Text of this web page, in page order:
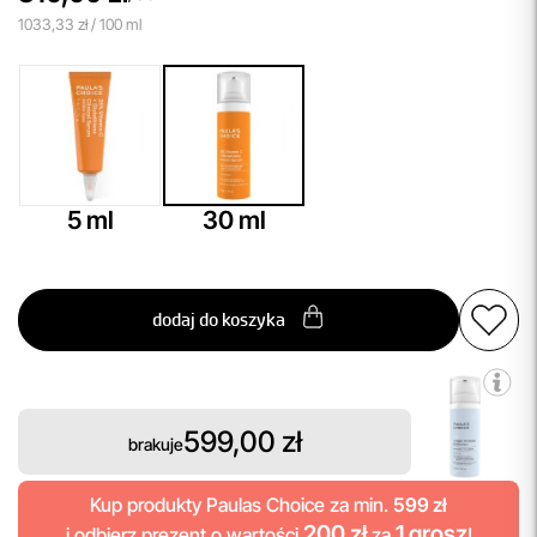
1033,33 zł / 100 ml
5 ml 30 ml
dodaj do koszyka
brakuje599,00 zł
Kup produkty Paulas Choice za min. 599 zł